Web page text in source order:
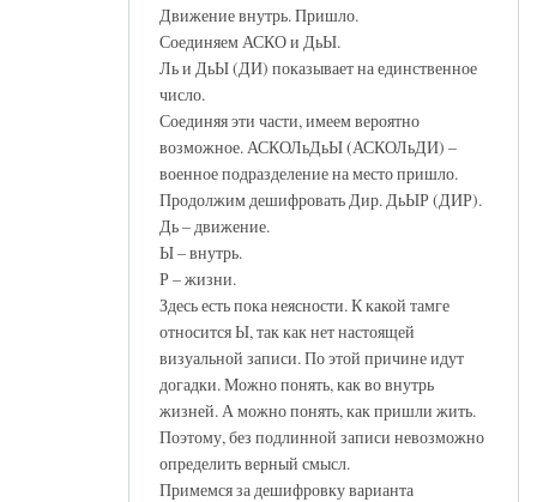
Движение внутрь. Пришло.
Соединяем АСКО и ДьЫ.
Ль и ДьЫ (ДИ) показывает на единственное
число.
Соединяя эти части, имеем вероятно
возможное. АСКОЛьДьЫ (АСКОЛьДИ) –
военное подразделение на место пришло.
Продолжим дешифровать Дир. ДьЫР (ДИР).
Дь – движение.
Ы – внутрь.
Р – жизни.
Здесь есть пока неясности. К какой тамге
относится Ы, так как нет настоящей
визуальной записи. По этой причине идут
догадки. Можно понять, как во внутрь
жизней. А можно понять, как пришли жить.
Поэтому, без подлинной записи невозможно
определить верный смысл.
Примемся за дешифровку варианта